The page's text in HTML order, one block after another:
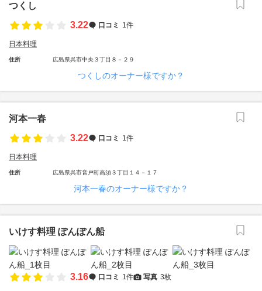
つくし
3.22
口コミ 1件
日本料理
住所 広島県呉市中央３丁目８－２９
つくしのオーナー様ですか？
河本一春
3.22
口コミ 1件
日本料理
住所 広島県呉市音戸町高須３丁目１４－１７
河本一春のオーナー様ですか？
いけす料理 ぽんぽん船
3.16 口コミ 1件 写真 3枚